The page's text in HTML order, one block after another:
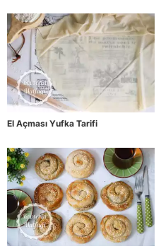
El Açması Yufka Tarifi